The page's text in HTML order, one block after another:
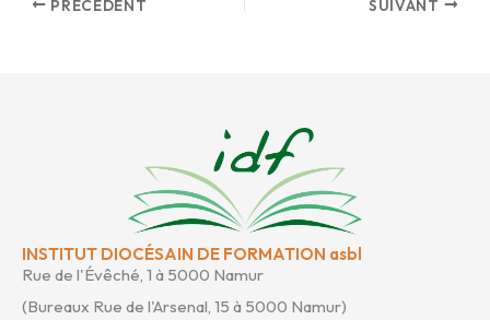
PRÉCÉDENT SUIVANT
INSTITUT DIOCÉSAIN DE FORMATION asbl
Rue de l'Évêché, 1 à 5000 Namur
(Bureaux Rue de l'Arsenal, 15 à 5000 Namur)